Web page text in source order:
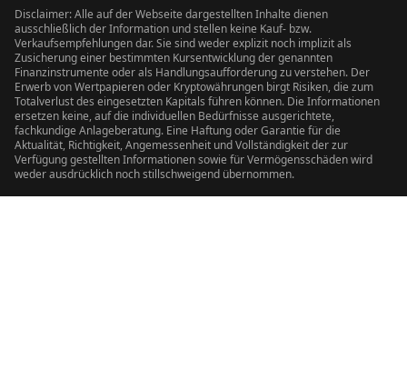
Disclaimer: Alle auf der Webseite dargestellten Inhalte dienen
ausschließlich der Information und stellen keine Kauf- bzw.
Verkaufsempfehlungen dar. Sie sind weder explizit noch implizit als
Zusicherung einer bestimmten Kursentwicklung der genannten
Finanzinstrumente oder als Handlungsaufforderung zu verstehen. Der
Erwerb von Wertpapieren oder Kryptowährungen birgt Risiken, die zum
Totalverlust des eingesetzten Kapitals führen können. Die Informationen
ersetzen keine, auf die individuellen Bedürfnisse ausgerichtete,
fachkundige Anlageberatung. Eine Haftung oder Garantie für die
Aktualität, Richtigkeit, Angemessenheit und Vollständigkeit der zur
Verfügung gestellten Informationen sowie für Vermögensschäden wird
weder ausdrücklich noch stillschweigend übernommen.